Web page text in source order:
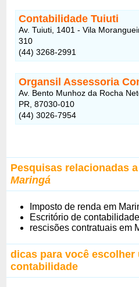
Contabilidade Tuiuti
Av. Tuiuti, 1401 - Vila
310
(44) 3268-2991
Organsil Assessoria
Av. Bento Munhoz da Rocha
PR, 87030-010
(44) 3026-7954
Pesquisas relacionadas
Maringá
Imposto de renda em
Escritório de
rescisões contratuais em
dicas para você
contabilidade